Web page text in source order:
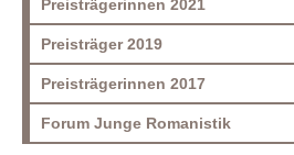
Preisträgerinnen 2021
Preisträger 2019
Preisträgerinnen 2017
Forum Junge Romanistik